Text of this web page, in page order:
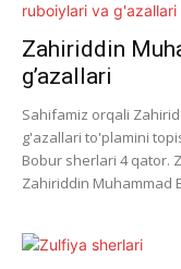
Zahiriddin
g’azallari
Sahifamiz orqali
g'azallari to'plamini
Bobur sherlari 4 qator.
Zahiriddin Muhammad